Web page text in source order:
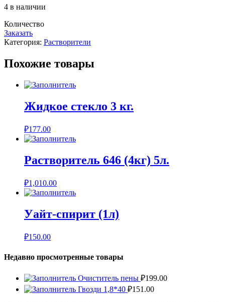
4 в наличии
Количество
Заказать
Категория: Растворители
Похожие товары
Жидкое стекло 3 кг.
₽177.00
Растворитель 646 (4кг) 5л.
₽1,010.00
Уайт-спирит (1л)
₽150.00
Недавно просмотренные товары
Очиститель пены ₽199.00
Гвозди 1,8*40 ₽151.00